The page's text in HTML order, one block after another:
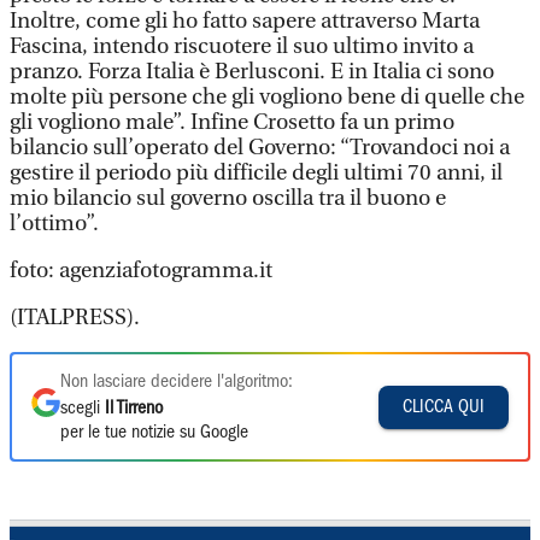
Inoltre, come gli ho fatto sapere attraverso Marta
Fascina, intendo riscuotere il suo ultimo invito a
pranzo. Forza Italia è Berlusconi. E in Italia ci sono
molte più persone che gli vogliono bene di quelle che
gli vogliono male”. Infine Crosetto fa un primo
bilancio sull’operato del Governo: “Trovandoci noi a
gestire il periodo più difficile degli ultimi 70 anni, il
mio bilancio sul governo oscilla tra il buono e
l’ottimo”.
foto: agenziafotogramma.it
(ITALPRESS).
Non lasciare decidere l'algoritmo:
scegli
Il Tirreno
per le tue notizie su Google
CLICCA QUI